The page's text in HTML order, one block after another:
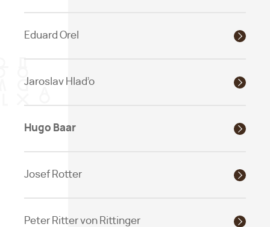
Eduard Orel
Jaroslav Hlaďo
Hugo Baar
Josef Rotter
Peter Ritter von Rittinger